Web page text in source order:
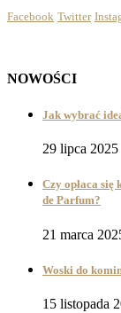
Facebook Twitter
NOWOŚCI
Jak wybrać
29 lipca 2025
Czy opłaca
de Parfum?
21 marca
Woski do
15 listopada